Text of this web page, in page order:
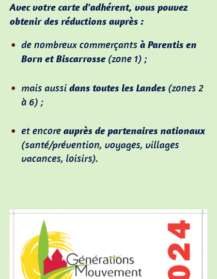
Avec votre carte d'adhérent, vous pouvez
obtenir des réductions auprès :
de nombreux commerçants à Parentis en
Born et Biscarrosse (zone 1) ;
mais aussidans toutes les Landes (zones 2
à 6) ;
et encoreauprès de partenaires nationaux
(santé/prévention, voyages, villages
vacances, loisirs).